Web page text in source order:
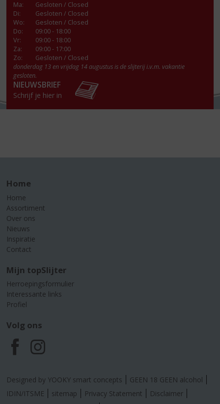
Ma:
Gesloten / Closed
Di:
Gesloten / Closed
Wo:
Gesloten / Closed
Do:
09:00 - 18:00
Vr:
09:00 - 18:00
Za:
09:00 - 17:00
Zo:
Gesloten / Closed
donderdag 13 en vrijdag 14 augustus is de slijterij i.v.m. vakantie
gesloten.
NIEUWSBRIEF
Schrijf je hier in
Home
Home
Assortiment
Over ons
Nieuws
Inspiratie
Contact
Mijn topSlijter
Herroepingsformulier
Interessante links
Profiel
Volg ons
F
a
c
I
n
s
Designed by YOOKY smart concepts
GEEN 18 GEEN alcohol
IDIN/ITSME
sitemap Privacy Statement
Disclaimer